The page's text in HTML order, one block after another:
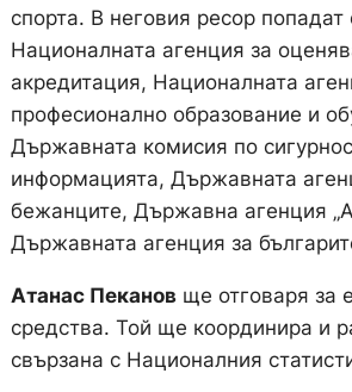
спорта. В неговия ресор
Националната агенция за
акредитация, Националната
професионално образование и
Държавната комисия по
информацията, Държавната
бежанците, Държавна агенция
Държавната агенция за
Атанас Пекановще отговаря за
средства. Той ще координира и
свързана с Националния